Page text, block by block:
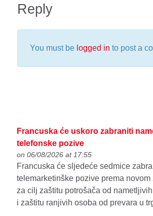
Reply
You must be logged in to post a
Francuska će uskoro zabraniti
telefonske pozive
on 06/08/2026 at 17:55
Francuska će sljedeće sedmice
telemarketinške pozive prema
za cilj zaštitu potrošača od
i zaštitu ranjivih osoba od prevara u